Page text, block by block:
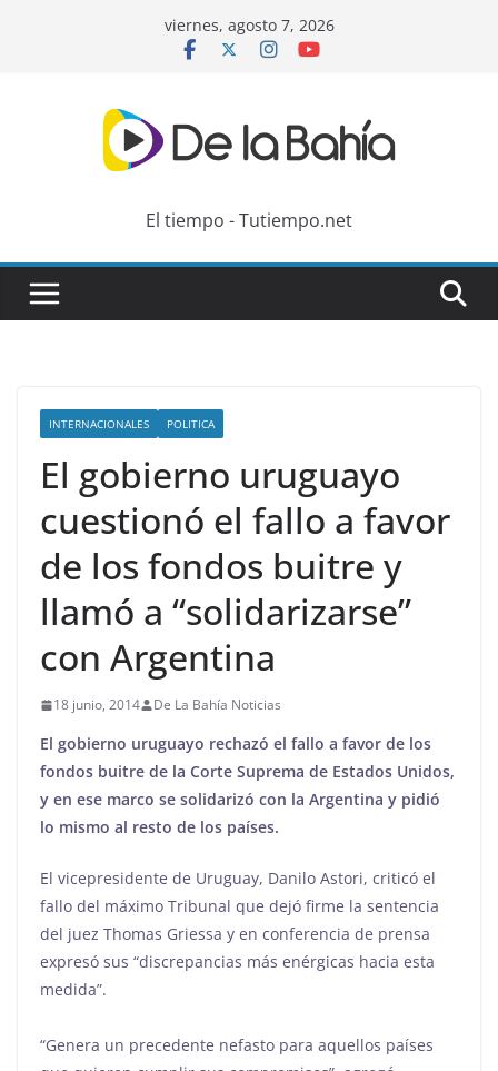
viernes, agosto 7, 2026
El tiempo - Tutiempo.net
INTERNACIONALES POLITICA
El gobierno uruguayo
cuestionó el fallo a favor
de los fondos buitre y
llamó a “solidarizarse”
con Argentina
18 junio, 2014 De La Bahía Noticias
El gobierno uruguayo rechazó el fallo a favor de los
fondos buitre de la Corte Suprema de Estados Unidos,
y en ese marco se solidarizó con la Argentina y pidió
lo mismo al resto de los países.
El vicepresidente de Uruguay, Danilo Astori, criticó el
fallo del máximo Tribunal que dejó firme la sentencia
del juez Thomas Griessa y en conferencia de prensa
expresó sus “discrepancias más enérgicas hacia esta
medida”.
“Genera un precedente nefasto para aquellos países